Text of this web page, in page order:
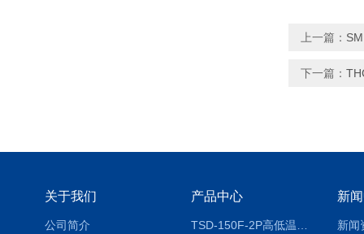
上一篇：
下一篇：
关于我们
公司简介
产品中心 新
新闻